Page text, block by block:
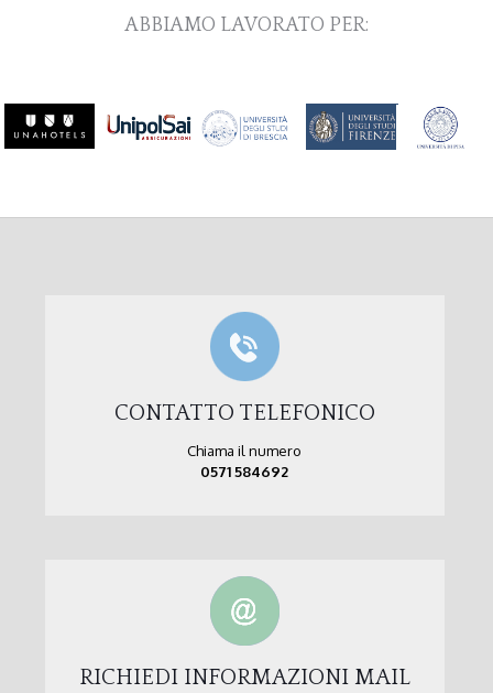
ABBIAMO LAVORATO PER:
CONTATTO TELEFONICO
Chiama il numero
0571 584692
RICHIEDI INFORMAZIONI MAIL